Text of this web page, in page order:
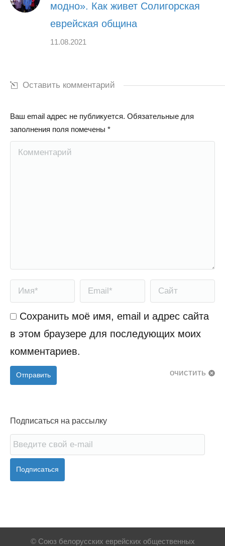
модно». Как живет Солигорская
еврейская община
11.08.2021
Оставить комментарий
Ваш email адрес не публикуется. Обязательные для
заполнения поля помечены *
Комментарий
Имя * Email * Сайт
Сохранить моё имя, email и адрес сайта
в этом браузере для последующих моих
комментариев.
очистить
Отправить
Подписаться на рассылку
Подписаться
© Союз белорусских еврейских общественных